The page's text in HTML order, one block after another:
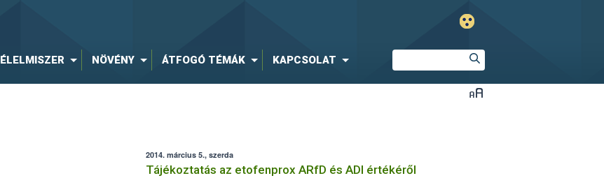
ÉLELMISZER NÖVÉNY ÁTFOGÓ TÉMÁK KAPCSOLAT
2014. március 5., szerda
Tájékoztatás az etofenprox ARfD és ADI értékéről